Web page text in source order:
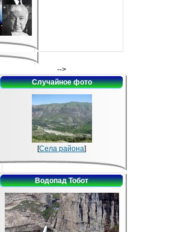
-->
Случайное фото
[Села района]
Водопад Тобот